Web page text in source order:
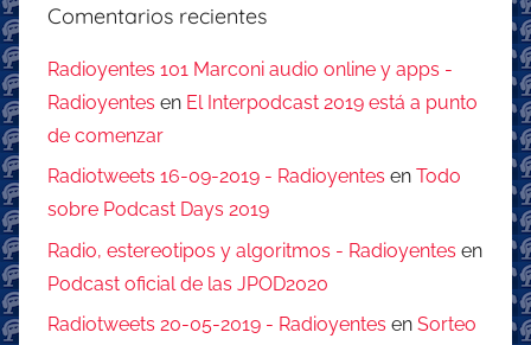
Comentarios recientes
Radioyentes 101 Marconi audio online y apps -
Radioyentes en El Interpodcast 2019 está a punto
de comenzar
Radiotweets 16-09-2019 - Radioyentes en Todo
sobre Podcast Days 2019
Radio, estereotipos y algoritmos - Radioyentes en
Podcast oficial de las JPOD2020
Radiotweets 20-05-2019 - Radioyentes en Sorteo